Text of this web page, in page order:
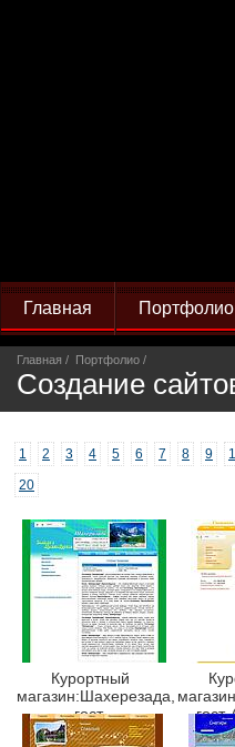
Главная Портфолио
Главная Портфолио
Создание
1 2 3 4 5 6 7 8 9
20
Курортный
магазин:Шахерезада,
гост.
(Приэльбрусье)